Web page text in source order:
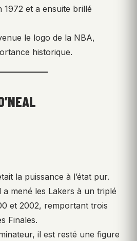
1972 et a ensuite brillé
le logo de la NBA,
historique.
la puissance à l’état pur.
mené les Lakers à un triplé
et 2002, remportant trois
Finales.
il est resté une figure